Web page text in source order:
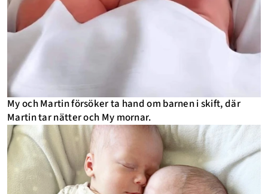
My och Martin försöker ta hand om barnen i skift, där
Martin tar nätter och My mornar.